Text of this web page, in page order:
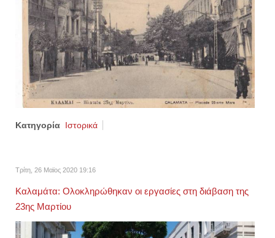
Κατηγορία Ιστορικά
Τρίτη, 26 Μαϊος 2020 19:16
Καλαμάτα: Ολοκληρώθηκαν οι εργασίες στη διάβαση της
23ης Μαρτίου